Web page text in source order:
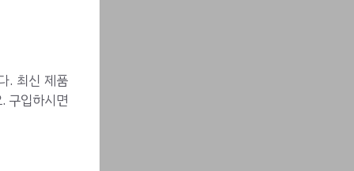
. 최신 제품
구입하시면